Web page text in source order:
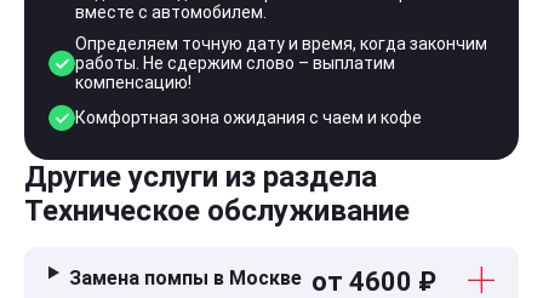
вместе с автомобилем.
Определяем точную дату и время, когда закончим
работы. Не сдержим слово – выплатим
компенсацию!
Комфортная зона ожидания с чаем и кофе
Другие услуги из раздела
Техническое обслуживание
Замена помпы в Москве от 4600 ₽